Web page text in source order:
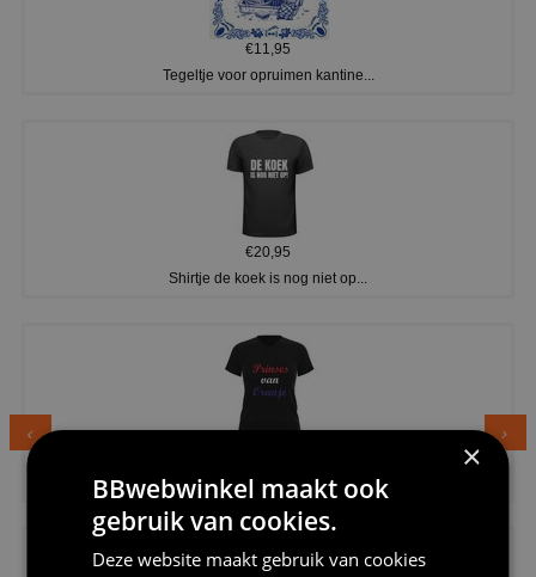
€11,95
Tegeltje voor opruimen kantine...
€20,95
Shirtje de koek is nog niet op...
Dames v hals t-shirt prinses v...
×
BBwebwinkel maakt ook
gebruik van cookies.
Deze website maakt gebruik van cookies